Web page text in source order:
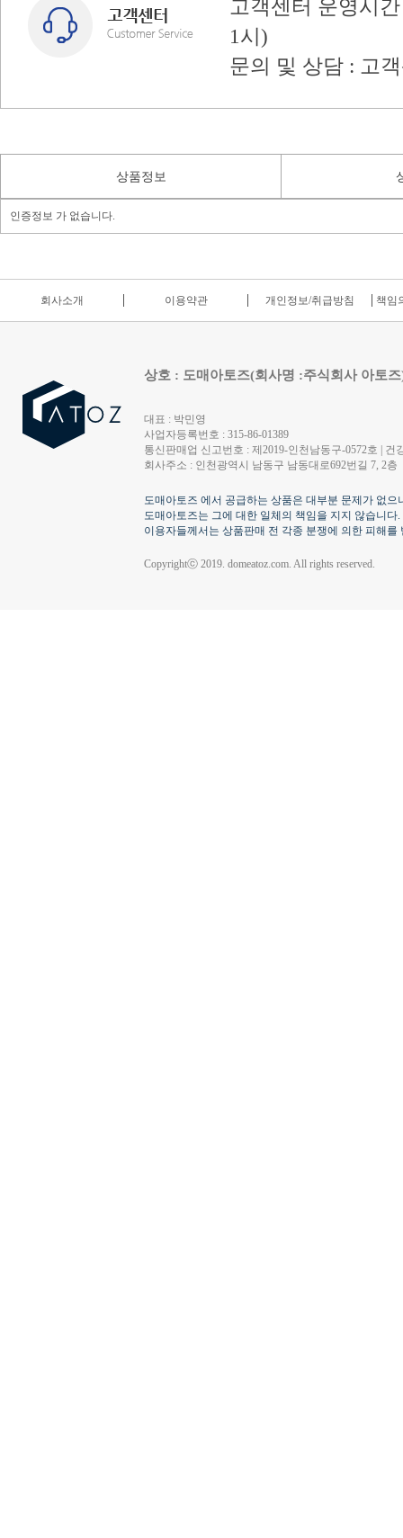
고객센터 운영시
1시)
문의 및 상담 : 고
상품정보
인증정보 가 없습니다.
회사소개 이용약관 개인정보/취급방침 책임
상호 : 도매아토즈(회사명 :주식회사 아토
대표 : 박민영
사업자등록번호 : 315-86-01389
통신판매업 신고번호 : 제2019-인천남동구-0572호 | 건
회사주소 : 인천광역시 남동구 남동대로692번길 7, 2층
도매아토즈 에서 공급하는 상품은 대부분 문제가 없
도매아토즈는 그에 대한 일체의 책임을 지지 않습니다.
이용자들께서는 상품판매 전 각종 분쟁에 의한 피해
Copyrightⓒ 2019. domeatoz.com. All rights reserved.